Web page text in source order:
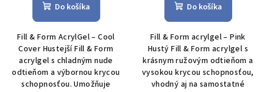
Do košíka
Fill & Form AcrylGel – Cool
Cover Hustejší Fill & Form
acrylgel s chladným nude
odtieňom a výbornou krycou
schopnosťou. Umožňuje
Do košíka
Fill & Form acrylgel – Pink
Hustý Fill & Form acrylgel s
krásnym ružovým odtieňom a
vysokou krycou schopnosťou,
vhodný aj na samostatné